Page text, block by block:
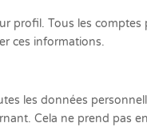
profil. Tous les
ces informations.
les données
Cela ne prend pas